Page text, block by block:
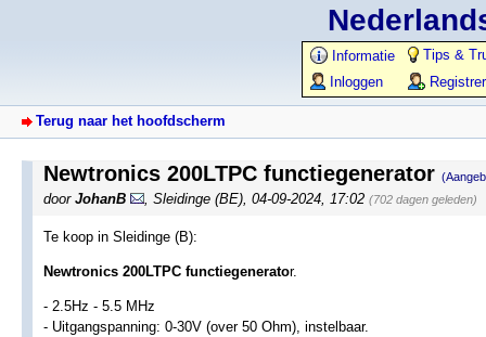
Informatie
Tips &
Inloggen
Terug naar het hoofdscherm
Newtronics 200LTPC functiegenerator
door JohanB Sleidinge (BE) 04-09-2024, 17:02 (702 dagen geleden)
Te koop in Sleidinge (B):
Newtronics 200LTPC functiegenerator.
- 2.5Hz - 5.5 MHz
- Uitgangspanning: 0-30V (over 50 Ohm), instelbaar.